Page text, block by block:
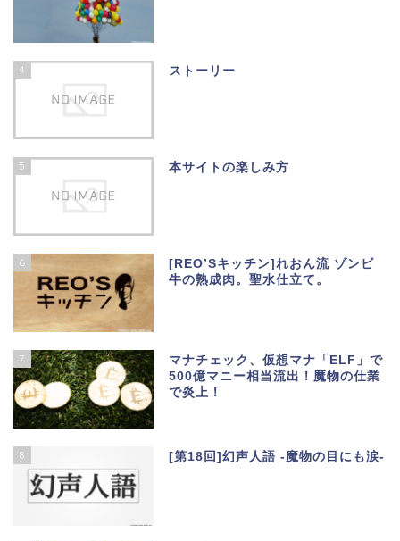
4 ストーリー
5 本サイトの楽しみ方
6
[REO’Sキッチン]れおん流 ゾンビ
牛の熟成肉。聖水仕立て。
7
マナチェック、仮想マナ「ELF」で
500億マニー相当流出！魔物の仕業
で炎上！
8 [第18回]幻声人語 -魔物の目にも涙-